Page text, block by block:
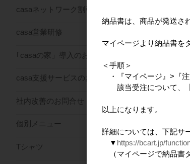
casaネットワーク割引サービス
casa営業研修
｢casaの家」導入のお問合せ
casa支援サービスのお問合せ
社内改善のお問合せ
個別メニュー
Tシャツ
納品書は、商品が発送さ
マイページより納品書を
＜手順＞
・『マイページ』>『注
該当受注について、【
以上になります。
詳細については、下記サ
▼ https://bcart.jp/
（マイページで納品書